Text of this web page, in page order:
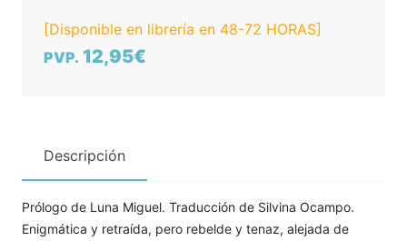
[Disponible en librería en 48-72 HORAS]
PVP. 12,95€
Descripción
Prólogo de Luna Miguel. Traducción de Silvina Ocampo.
Enigmática y retraída, pero rebelde y tenaz, alejada de